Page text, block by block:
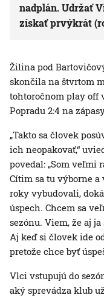
nadplán. Udržať
získať prvýkrát
Žilina pod
skončila na štvrtom
tohtoročnom play off
Popradu 2:4 na
„Takto sa človek
ich neopakovať,“
povedal: „Som veľmi
Cítim sa tu výborne a
roky vybudovali,
úspech. Chcem sa
sezónu. Viem, že aj
Aj keď si človek ide
pretože chce byť
Vlci vstupujú do
aký sprevádza klub